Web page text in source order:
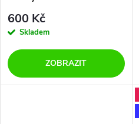
600 Kč
Skladem
ZOBRAZIT